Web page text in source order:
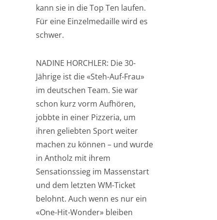
kann sie in die Top Ten laufen.
Für eine Einzelmedaille wird es
schwer.
NADINE HORCHLER: Die 30-
Jährige ist die «Steh-Auf-Frau»
im deutschen Team. Sie war
schon kurz vorm Aufhören,
jobbte in einer Pizzeria, um
ihren geliebten Sport weiter
machen zu können – und wurde
in Antholz mit ihrem
Sensationssieg im Massenstart
und dem letzten WM-Ticket
belohnt. Auch wenn es nur ein
«One-Hit-Wonder» bleiben